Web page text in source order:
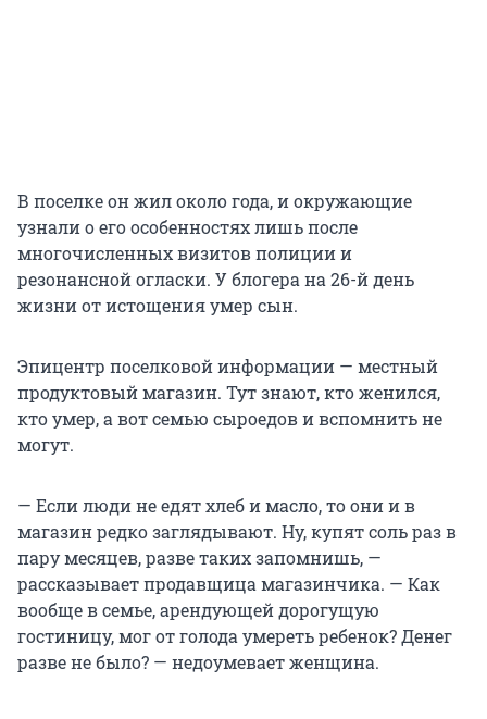
В поселке он жил около года, и окружающие
узнали о его особенностях лишь после
многочисленных визитов полиции и
резонансной огласки. У блогера на 26-й день
жизни от истощения умер сын.
Эпицентр поселковой информации — местный
продуктовый магазин. Тут знают, кто женился,
кто умер, а вот семью сыроедов и вспомнить не
могут.
— Если люди не едят хлеб и масло, то они и в
магазин редко заглядывают. Ну, купят соль раз в
пару месяцев, разве таких запомнишь, —
рассказывает продавщица магазинчика. — Как
вообще в семье, арендующей дорогущую
гостиницу, мог от голода умереть ребенок? Денег
разве не было? — недоумевает женщина.